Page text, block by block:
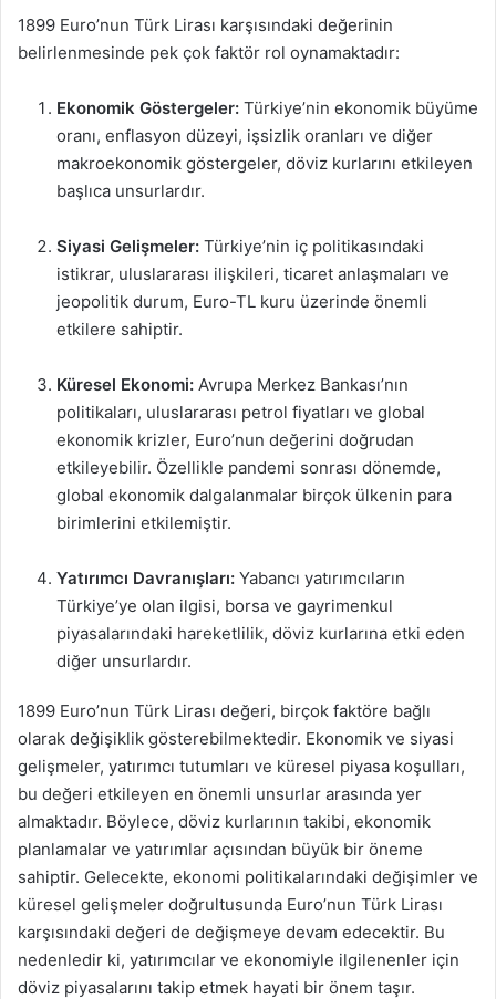
1899 Euro’nun Türk Lirası karşısındaki değerinin
belirlenmesinde pek çok faktör rol oynamaktadır:
Ekonomik Göstergeler: Türkiye’nin ekonomik büyüme
oranı, enflasyon düzeyi, işsizlik oranları ve diğer
makroekonomik göstergeler, döviz kurlarını etkileyen
başlıca unsurlardır.
Siyasi Gelişmeler: Türkiye’nin iç politikasındaki
istikrar, uluslararası ilişkileri, ticaret anlaşmaları ve
jeopolitik durum, Euro-TL kuru üzerinde önemli
etkilere sahiptir.
Küresel Ekonomi: Avrupa Merkez Bankası’nın
politikaları, uluslararası petrol fiyatları ve global
ekonomik krizler, Euro’nun değerini doğrudan
etkileyebilir. Özellikle pandemi sonrası dönemde,
global ekonomik dalgalanmalar birçok ülkenin para
birimlerini etkilemiştir.
Yatırımcı Davranışları: Yabancı yatırımcıların
Türkiye’ye olan ilgisi, borsa ve gayrimenkul
piyasalarındaki hareketlilik, döviz kurlarına etki eden
diğer unsurlardır.
1899 Euro’nun Türk Lirası değeri, birçok faktöre bağlı
olarak değişiklik gösterebilmektedir. Ekonomik ve siyasi
gelişmeler, yatırımcı tutumları ve küresel piyasa koşulları,
bu değeri etkileyen en önemli unsurlar arasında yer
almaktadır. Böylece, döviz kurlarının takibi, ekonomik
planlamalar ve yatırımlar açısından büyük bir öneme
sahiptir. Gelecekte, ekonomi politikalarındaki değişimler ve
küresel gelişmeler doğrultusunda Euro’nun Türk Lirası
karşısındaki değeri de değişmeye devam edecektir. Bu
nedenledir ki, yatırımcılar ve ekonomiyle ilgilenenler için
döviz piyasalarını takip etmek hayati bir önem taşır.